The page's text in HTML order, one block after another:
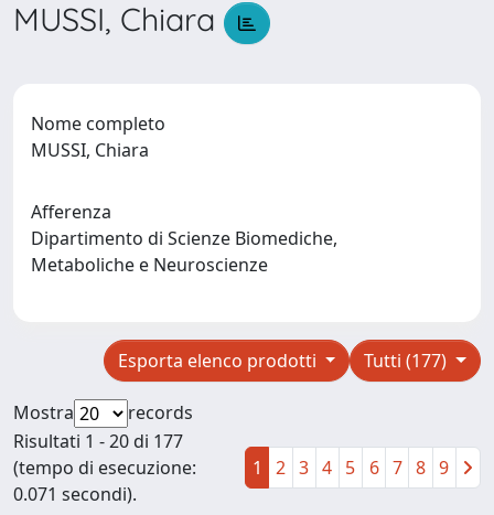
MUSSI, Chiara
Nome completo
MUSSI, Chiara
Afferenza
Dipartimento di Scienze Biomediche,
Metaboliche e Neuroscienze
Tutti (177)
Esporta elenco prodotti
Mostra
records
Risultati 1 - 20 di 177
(tempo di esecuzione:
0.071 secondi).
1 2 3 4 5 6 7 8 9